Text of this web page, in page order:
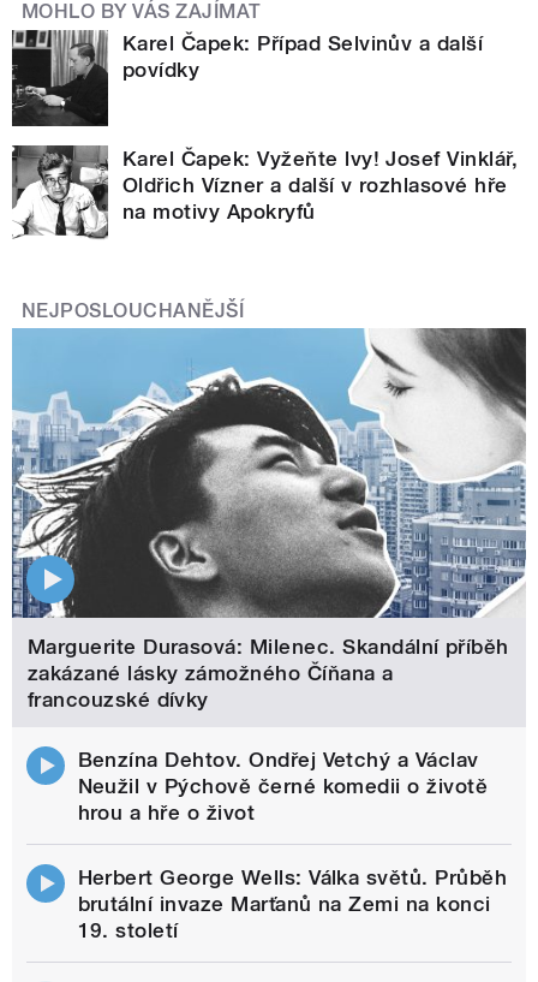
MOHLO BY VÁS ZAJÍMAT
Karel Čapek: Případ Selvinův a další
povídky
Karel Čapek: Vyžeňte lvy! Josef Vinklář,
Oldřich Vízner a další v rozhlasové hře
na motivy Apokryfů
NEJPOSLOUCHANĚJŠÍ
Marguerite Durasová: Milenec. Skandální příběh
zakázané lásky zámožného Číňana a
francouzské dívky
Benzína Dehtov. Ondřej Vetchý a Václav
Neužil v Pýchově černé komedii o životě
hrou a hře o život
Herbert George Wells: Válka světů. Průběh
brutální invaze Marťanů na Zemi na konci
19. století